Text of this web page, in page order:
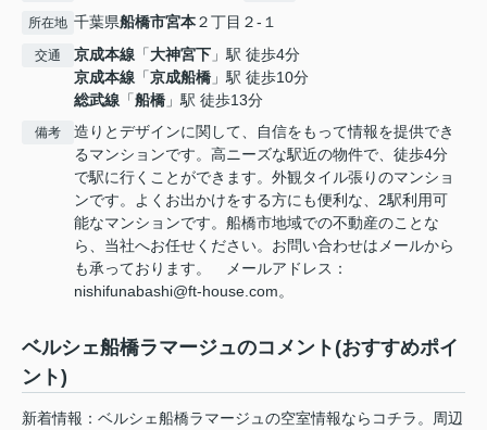
所在地 千葉県船橋市宮本２丁目２-１
交通 京成本線 「大神宮下 」駅 徒歩4分
京成本線 「京成船橋 」駅 徒歩10分
総武線 「船橋 」駅 徒歩13分
備考
造りとデザインに関して、自信をもって情報を提供でき
るマンションです。高ニーズな駅近の物件で、徒歩4分
で駅に行くことができます。外観タイル張りのマンショ
ンです。よくお出かけをする方にも便利な、2駅利用可
能なマンションです。船橋市地域での不動産のことな
ら、当社へお任せください。お問い合わせはメールから
も承っております。 メールアドレス：
nishifunabashi@ft-house.com。
ベルシェ船橋ラマージュのコメント(おすすめポイ
ント)
新着情報：ベルシェ船橋ラマージュの空室情報ならコチラ。周辺